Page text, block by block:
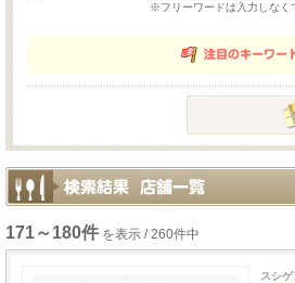
※フリーワードは入力しなく
171～180件 を表示 / 260件中
スシゲ